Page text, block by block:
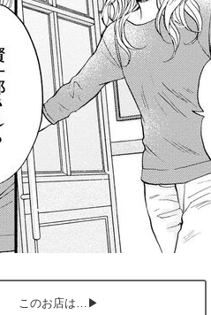
このお店は…▶